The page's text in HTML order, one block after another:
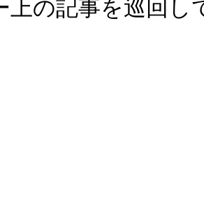
上の記事を巡回